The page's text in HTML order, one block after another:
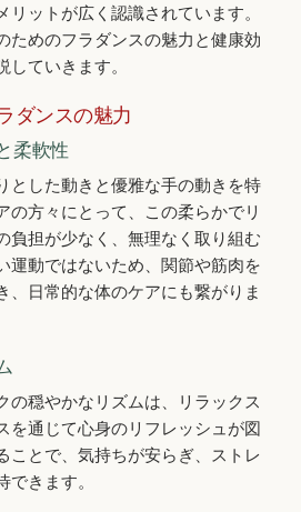
ットが広く認識されています。
ためのフラダンスの魅力と健康効
ていきます。
ダンスの魅力
柔軟性
とした動きと優雅な手の動きを特
の方々にとって、この柔らかでリ
負担が少なく、無理なく取り組む
運動ではないため、関節や筋肉を
、日常的な体のケアにも繋がりま
の穏やかなリズムは、リラックス
を通じて心身のリフレッシュが図
ことで、気持ちが安らぎ、ストレ
きます。